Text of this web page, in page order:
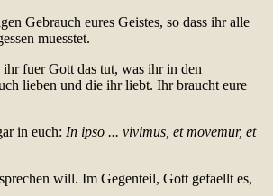
Gebrauch eures Geistes, so dass ihr alle
muesstet.
fuer Gott das tut, was ihr in den
lieben und die ihr liebt. Ihr braucht eure
in euch: In ipso ... vivimus, et movemur, et
will. Im Gegenteil, Gott gefaellt es,